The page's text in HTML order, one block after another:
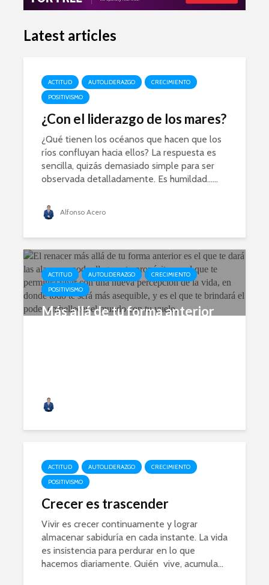
Latest articles
ACTITUD AUTOLIDERAZGO
CRECIMIENTO
POSITIVISMO
¿Con el liderazgo de los mares?
¿Qué tienen los océanos que hacen que los
ríos confluyan hacia ellos? La respuesta es
sencilla, quizás demasiado simple para ser
observada detalladamente. Es humildad…...
Alfonso Acero
ACTITUD AUTOLIDERAZGO
CRECIMIENTO
POSITIVISMO
Más allá de tu forma anterior
ACTITUD AUTOLIDERAZGO
CRECIMIENTO
POSITIVISMO
Crecer es trascender
Vivir es crecer continuamente y lograr
almacenar sabiduría en cada instante. La vida
es insistencia para perdurar en lo que
hacemos diariamente. Quién vive, acumula...